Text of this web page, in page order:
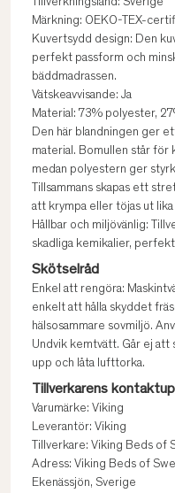
Tillverkningsland: Sverige
Märkning: OEKO-TEX-
Kuvertsydd design: Den
perfekt passform och
bäddmadrassen.
Vätskeavvisande: Ja
Material: 73% polyester,
Den här blandningen ger
material. Bomullen står för
medan polyestern ger
Tillsammans skapas ett
att krympa eller töjas ut
Hållbar och miljövänlig:
skadliga kemikalier,
Skötselråd
Enkel att rengöra:
enkelt att hålla skyddet
hälsosammare sovmiljö.
Undvik kemtvätt. Går ej att
upp och låta lufttorka.
Tillverkarens
Varumärke: Viking
Leverantör: Viking
Tillverkare: Viking Beds of
Adress: Viking Beds of
Ekenässjön, Sverige